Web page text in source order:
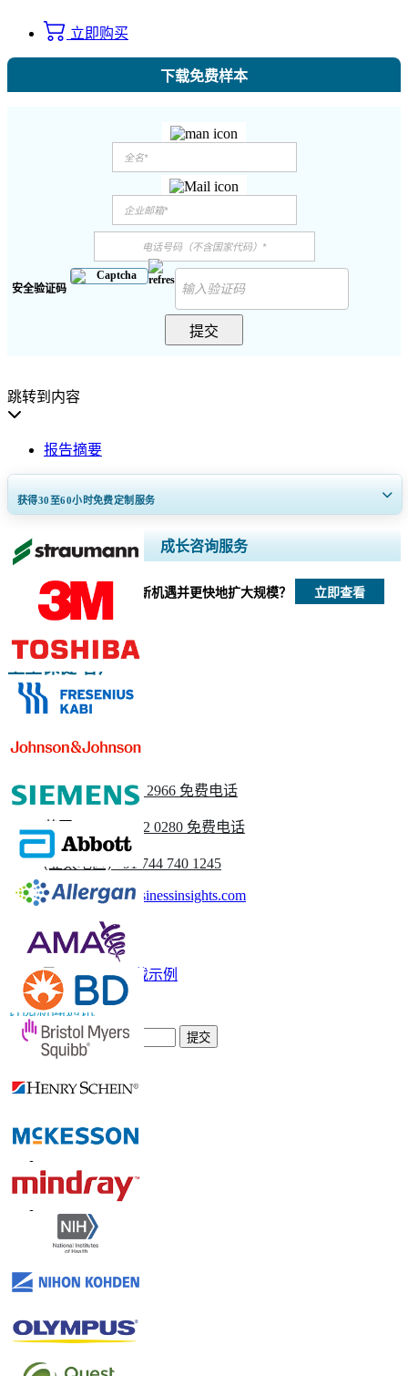
立即购买
下载免费样本
安全验证码
提交
跳转到内容
报告摘要
获得30至60小时免费定制服务
扩大区域和国家覆盖范围， 细分市场分析， 公司简介， 竞争基准分析，
以及最终用户洞察。
立即定制
成长咨询服务
我们如何帮助您发现新机遇并更快地扩大规模？ 立即查看
卫生保健 客户
请与我们联系
美国+1 833 909 2966 免费电话
英国 +44 808 502 0280 免费电话
(亚太地区) +91 744 740 1245
sales@fortunebusinessinsights.com
称呼
电子邮件
下载示例
订阅新闻通讯
提交
联系我们
US+1 833 909 2966 ( Toll Free )